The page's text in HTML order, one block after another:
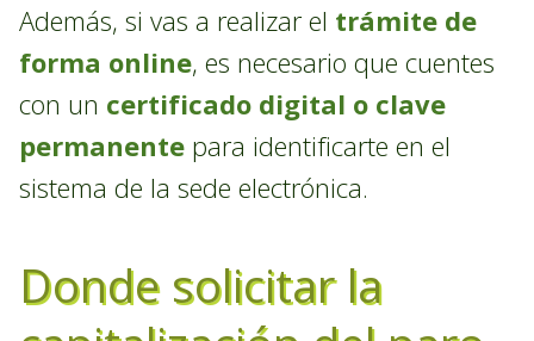
Además, si vas a realizar el trámite de
forma online, es necesario que cuentes
con un certificado digital o clave
permanente para identificarte en el
sistema de la sede electrónica.
Donde solicitar la